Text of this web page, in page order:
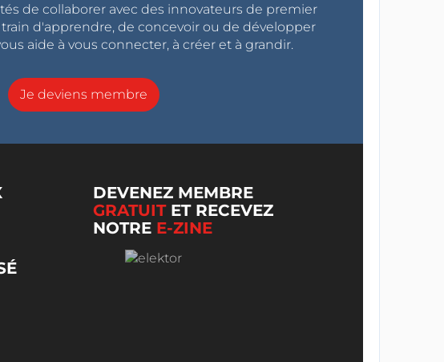
de collaborer avec des innovateurs de premier
train d'apprendre, de concevoir ou de développer
aide à vous connecter, à créer et à grandir.
Je deviens membre
DEVENEZ MEMBRE
GRATUITET RECEVEZ
NOTRE E-ZINE